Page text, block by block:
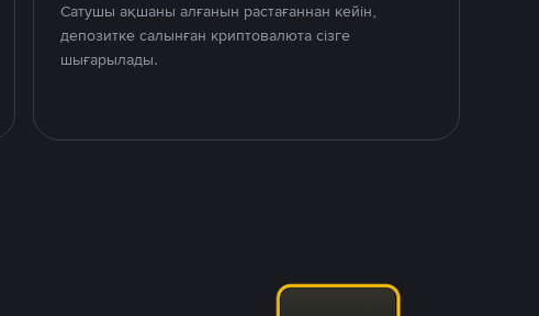
Сатушы ақшаны алғанын растағаннан кейін,
депозитке салынған криптовалюта сізге
шығарылады.